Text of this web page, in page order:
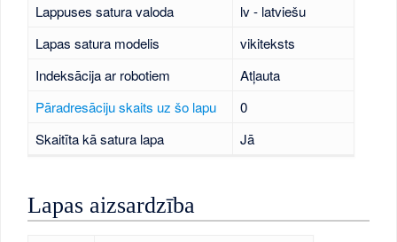
Lappuses satura valoda
lv - latviešu
Lapas satura modelis
vikiteksts
Indeksācija ar robotiem
Atļauta
Pāradresāciju skaits uz šo lapu
0
Skaitīta kā satura lapa
Jā
Lapas aizsardzība